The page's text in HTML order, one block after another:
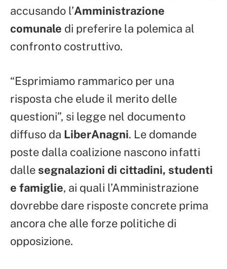
accusando l’Amministrazione
comunale di preferire la polemica al
confronto costruttivo.
“Esprimiamo rammarico per una
risposta che elude il merito delle
questioni”, si legge nel documento
diffuso da LiberAnagni. Le domande
poste dalla coalizione nascono infatti
dalle segnalazioni di cittadini, studenti
e famiglie, ai quali l’Amministrazione
dovrebbe dare risposte concrete prima
ancora che alle forze politiche di
opposizione.